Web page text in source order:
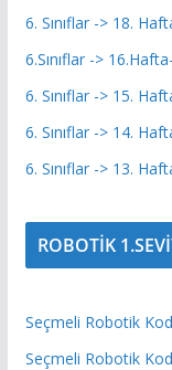
6. Sınıflar -> 18.
6.Sınıflar ->
6. Sınıflar -> 15.
6. Sınıflar -> 14.
6. Sınıflar -> 13.
ROBOTİK
Seçmeli Robotik
Seçmeli Robotik